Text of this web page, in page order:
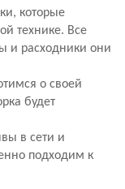
которые
технике. Все
и расходники они
о своей
будет
в сети и
подходим к